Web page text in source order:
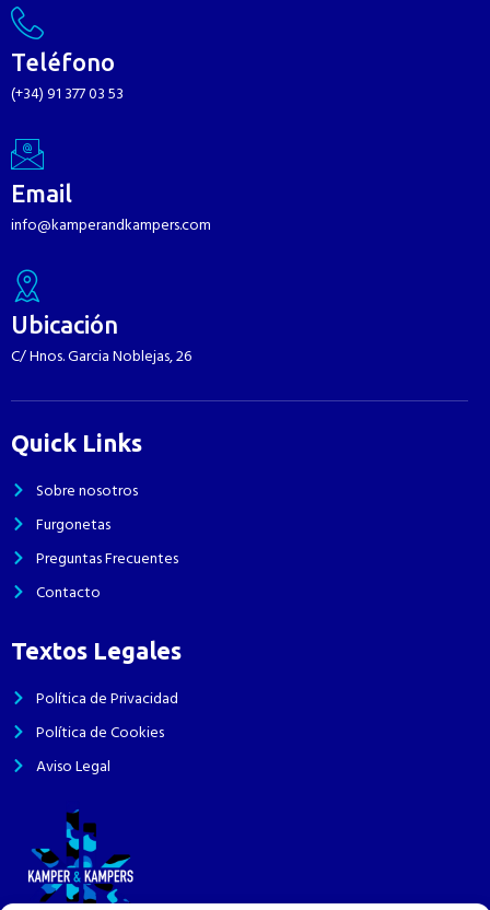
Teléfono
(+34) 91 377 03 53
Email
info@kamperandkampers.com
Ubicación
C/ Hnos. Garcia Noblejas, 26
Quick Links
Sobre nosotros
Furgonetas
Preguntas Frecuentes
Contacto
Textos Legales
Política de Privacidad
Política de Cookies
Aviso Legal